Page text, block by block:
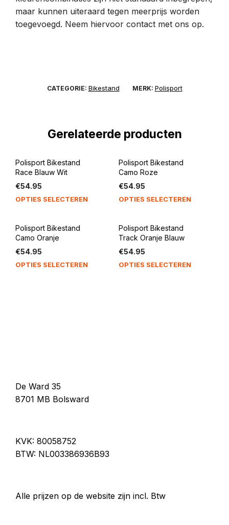
maar kunnen uiteraard tegen meerprijs worden
toegevoegd. Neem hiervoor contact met ons op.
CATEGORIE: Bikestand MERK: Polisport
Gerelateerde producten
Polisport Bikestand
Race Blauw Wit
€54.95
OPTIES SELECTEREN
Polisport Bikestand
Camo Roze
€54.95
OPTIES SELECTEREN
Polisport Bikestand
Camo Oranje
€54.95
OPTIES SELECTEREN
Polisport Bikestand
Track Oranje Blauw
€54.95
OPTIES SELECTEREN
De Ward 35
8701 MB Bolsward
KVK: 80058752
BTW: NL003386936B93
Alle prijzen op de website zijn incl. Btw